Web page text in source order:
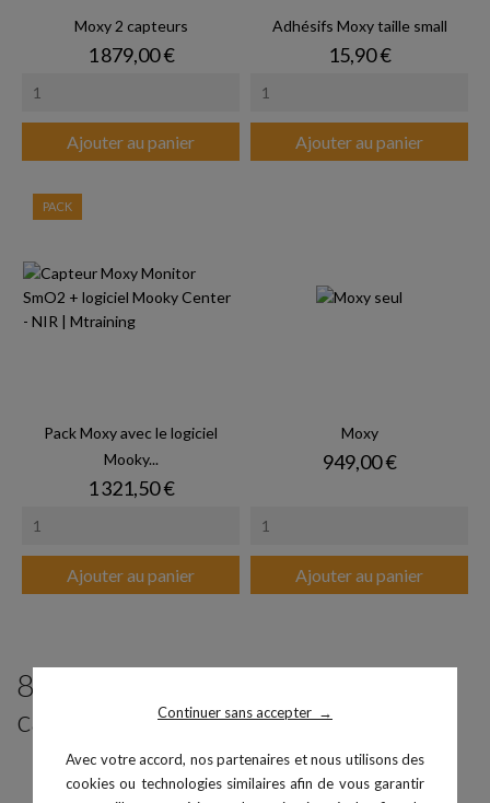
Continuer sans accepter →
Avec votre accord, nos partenaires et nous utilisons des
cookies ou technologies similaires afin de vous garantir
Moxy 2 capteurs
Prix
1 879,00 €
Ajouter au panier
Adhésifs Moxy taille small
Prix
15,90 €
Ajouter au panier
Pack Moxy avec le logiciel
Mooky...
Prix
1 321,50 €
Ajouter au panier
PACK
Moxy
Prix
949,00 €
Ajouter au panier
8 produits parmi ceux de la même
catégorie :
PACK